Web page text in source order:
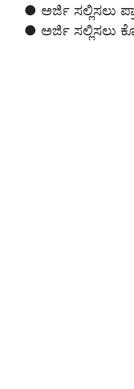
● ಅರ್ಜಿ ಸಲ್ಲಿಸಲು
● ಅರ್ಜಿ ಸಲ್ಲಿಸಲು